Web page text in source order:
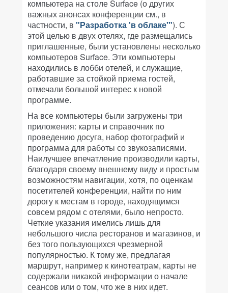
компьютера на столе Surface (о других
важных анонсах конференции см., в
частности, в "Разработка 'в облаке'"). С
этой целью в двух отелях, где размещались
приглашенные, были установлены несколько
компьютеров Surface. Эти компьютеры
находились в лобби отелей, и служащие,
работавшие за стойкой приема гостей,
отмечали большой интерес к новой
программе.
На все компьютеры были загружены три
приложения: карты и справочник по
проведению досуга, набор фотографий и
программа для работы со звукозаписями.
Наилучшее впечатление производили карты,
благодаря своему внешнему виду и простым
возможностям навигации, хотя, по оценкам
посетителей конференции, найти по ним
дорогу к местам в городе, находящимся
совсем рядом с отелями, было непросто.
Четкие указания имелись лишь для
небольшого числа ресторанов и магазинов, и
без того пользующихся чрезмерной
популярностью. К тому же, предлагая
маршрут, например к кинотеатрам, карты не
содержали никакой информации о начале
сеансов или о том, что же в них идет.